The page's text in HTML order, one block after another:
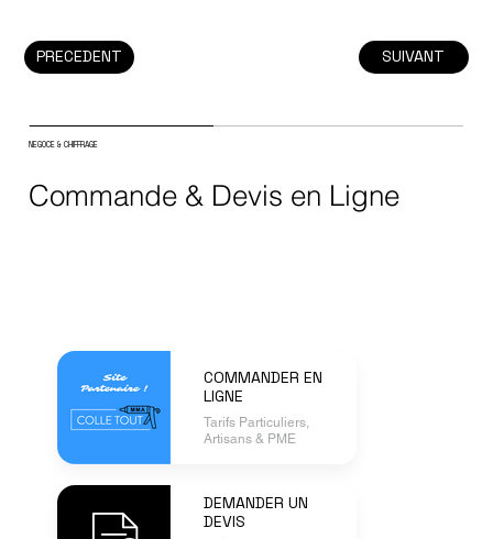
PRECEDENT SUIVANT
COMMANDER EN
LIGNE
Tarifs Particuliers,
Artisans & PME
DEMANDER UN
DEVIS
Commande & Devis en Ligne
NEGOCE & CHIFFRAGE